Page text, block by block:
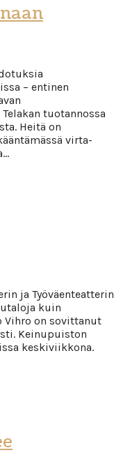
– entinen
tuotannossa
Heitä on
virta-
ja Työväenteatterin
kuin
Vihro on sovittanut
Keinupuiston
keskiviikkona.